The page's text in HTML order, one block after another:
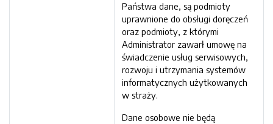
Państwa dane, są podmioty
uprawnione do obsługi doręczeń
oraz podmioty, z którymi
Administrator zawarł umowę na
świadczenie usług serwisowych,
rozwoju i utrzymania systemów
informatycznych użytkowanych
w straży.
Dane osobowe nie będą